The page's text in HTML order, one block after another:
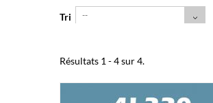
Tri --
Résultats 1 - 4 sur 4.